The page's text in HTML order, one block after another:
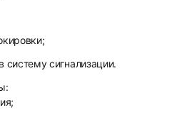
систему сигнализации.